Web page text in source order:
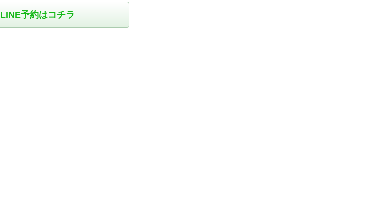
LINE予約はコチラ